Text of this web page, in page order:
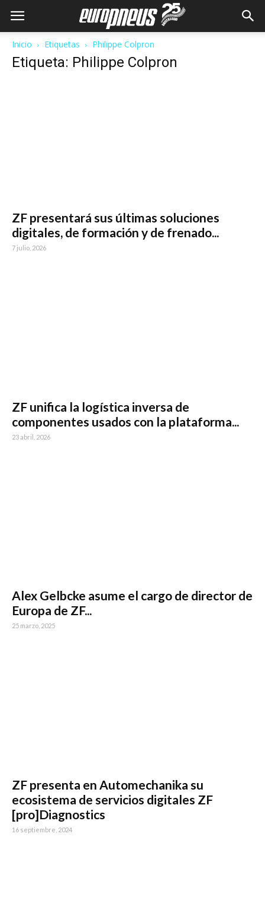
Inicio Etiquetas Philippe Colpron
Etiqueta: Philippe Colpron
ZF presentará sus últimas soluciones
digitales, de formación y de frenado...
7 julio, 2026
ZF unifica la logística inversa de
componentes usados con la plataforma...
23 abril, 2026
Alex Gelbcke asume el cargo de director de
Europa de ZF...
25 marzo, 2025
ZF presenta en Automechanika su
ecosistema de servicios digitales ZF
[pro]Diagnostics
16 septiembre, 2024